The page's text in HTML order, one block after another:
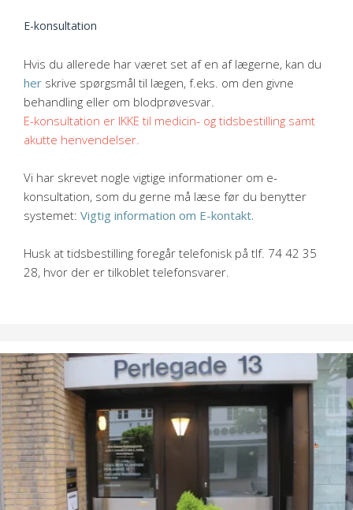
E-konsultation
Hvis du allerede har været set af en af lægerne, kan du
her skrive spørgsmål til lægen, f.eks. om den givne
behandling eller om blodprøvesvar.
E-konsultation er IKKE til medicin- og tidsbestilling samt
akutte henvendelser.
Vi har skrevet nogle vigtige informationer om e-
konsultation, som du gerne må læse før du benytter
systemet: Vigtig information om E-kontakt.
Husk at tidsbestilling foregår telefonisk på tlf. 74 42 35
28, hvor der er tilkoblet telefonsvarer.
Åbningstider
Mandag kl. 08:00-16:30
Tirsdag, onsdag og torsdag kl. 08:00-15:00